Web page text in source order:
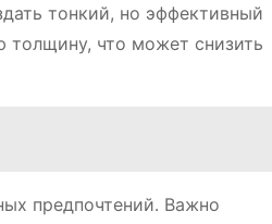
тонкий, но эффективный
толщину, что может снизить
предпочтений․ Важно